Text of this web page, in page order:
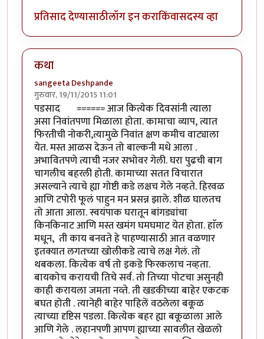
प्रतिसाद देण्यासाठीलॉग इन कराकिंवासदस्य व्हा
कथा
sangeeta Deshpande
गुरुवार, 19/11/2015 11:01
पडसाद ====== आज कित्येक दिवसांनी त्याला
असा निवांतपणा मिळाला होता. कामाचा व्याप, त्यात
फिरतीची नोकरी,त्यामुळे निवांत क्षण कमीच वाट्याला
येत. मस्त आळस देऊन तो बाल्कनी मधे आला .
अभावितपणे त्याची नजर सभोवर गेली. घरा पुढची बाग
चागलीच बहरली होती. कामाच्या सतत विचारात
असल्याने त्याचे ह्या गोष्टी कडे लक्षच गेले नव्हते. हिरवळ
आणि टपोरी फूलं पाहुन मन प्रसन्न झाले. शीळ घालतच
तो आता आला. स्वयंपाक घरातून बांगड्यांचा
किनकिनाट आणि मस्त खमंग घमघमाट येत होता. हाॅल
मधून, ती काय बनवते हे पाहण्यासाठी आत वळणार
इतक्यात लगतच्या खोलीकडे त्याचे लक्ष गेलं. तो
थबकला. कित्येक वर्ष तो इकडे फिरकलाच नव्हता.
बायकोच करायची तिचे सर्व. तो तिच्या पोटचा असुनही
काही करायला जमता नव्ते. ती खडकीच्या बाहेर एकटक
बघत होती . त्यानेही बाहेर पाहिलें वठलेला बकूळ
त्याच्या दृष्टिस पडला. कित्येक बहर ह्या बकूळाला आले
आणि गेले . लहानपणी आपण ह्याच्या सावलीत खेळलो